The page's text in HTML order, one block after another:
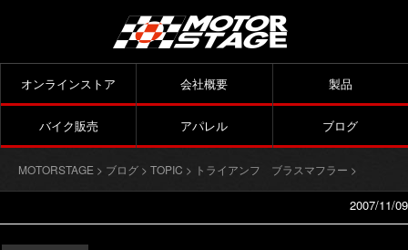
オンラインストア 会社概要 製品
バイク販売 アパレル ブログ
MOTORSTAGE > ブログ > TOPIC > トライアンフ ブラスマフラー >
2007/11/09